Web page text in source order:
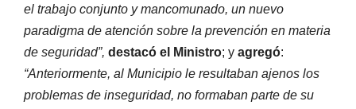
el trabajo conjunto y mancomunado, un nuevo
paradigma de atención sobre la prevención en materia
de seguridad”, destacó el Ministro; y agregó:
“Anteriormente, al Municipio le resultaban ajenos los
problemas de inseguridad, no formaban parte de su